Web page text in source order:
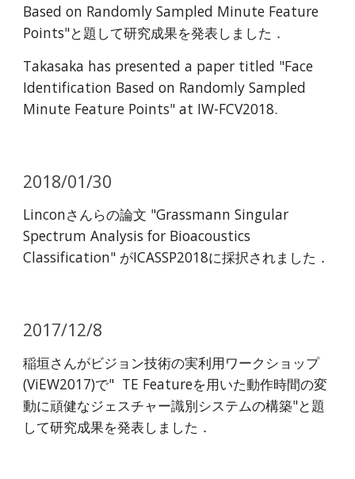
Based on Randomly Sampled Minute Feature
Points"と題して研究成果を発表しました．
Takasaka has presented a paper titled "Face
Identification Based on Randomly Sampled
Minute Feature Points" at IW-FCV2018.
2018/01/30
Linconさんらの論文 "Grassmann Singular
Spectrum Analysis for Bioacoustics
Classification" がICASSP2018に採択されました．
2017/12/8
稲垣さんがビジョン技術の実利用ワークショップ
(ViEW2017)で" TE Featureを用いた動作時間の変
動に頑健なジェスチャー識別システムの構築"と題
して研究成果を発表しました．